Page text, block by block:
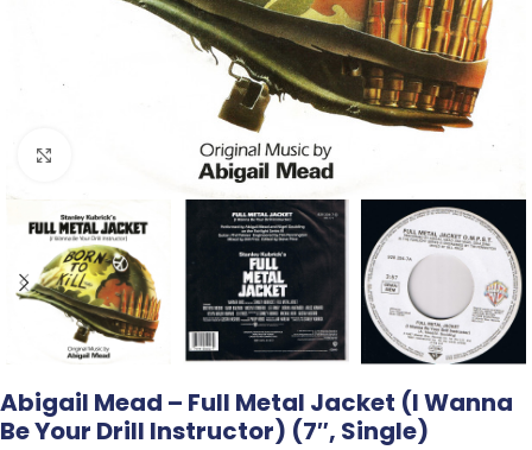
Click to enlarge
Abigail Mead – Full Metal Jacket (I Wanna
Be Your Drill Instructor) (7″, Single)